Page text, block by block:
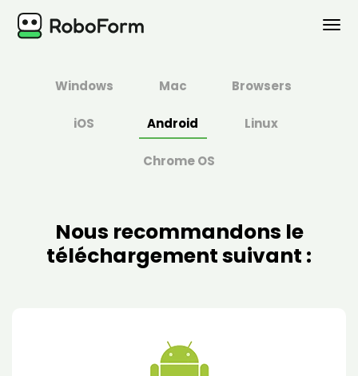
TÉLÉCHARGER
Windows Mac Browsers
iOS Android Linux
Chrome OS
Nous recommandons le
téléchargement suivant :